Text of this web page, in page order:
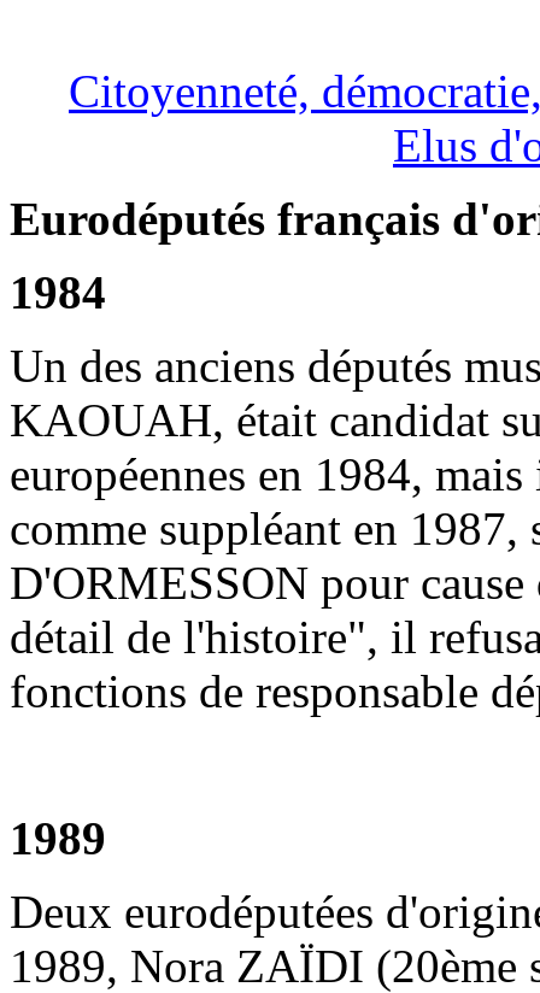
Citoyenneté,
Elus
Eurodéputés français
1984
Un des anciens députés
KAOUAH, était candidat
européennes en 1984,
comme suppléant en
D'ORMESSON pour
détail de l'histoire", il
fonctions de responsable
1989
Deux eurodéputées
1989, Nora ZAÏDI (20ème